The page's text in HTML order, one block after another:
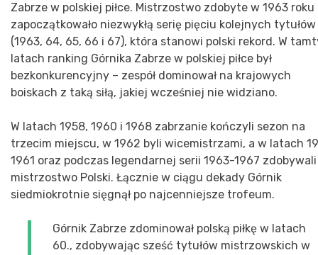
Zabrze w polskiej piłce. Mistrzostwo zdobyte w 1963 roku
zapoczątkowało niezwykłą serię pięciu kolejnych tytułów
(1963, 64, 65, 66 i 67), która stanowi polski rekord. W
latach ranking Górnika Zabrze w polskiej piłce był
bezkonkurencyjny – zespół dominował na krajowych
boiskach z taką siłą, jakiej wcześniej nie widziano.
W latach 1958, 1960 i 1968 zabrzanie kończyli sezon na
trzecim miejscu, w 1962 byli wicemistrzami, a w latach
1961 oraz podczas legendarnej serii 1963-1967 zdobywali
mistrzostwo Polski. Łącznie w ciągu dekady Górnik
siedmiokrotnie sięgnął po najcenniejsze trofeum.
Górnik Zabrze zdominował polską piłkę w latach
60., zdobywając sześć tytułów mistrzowskich w